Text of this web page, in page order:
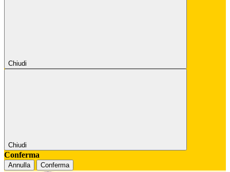
Chiudi
Chiudi
Conferma
Annulla Conferma